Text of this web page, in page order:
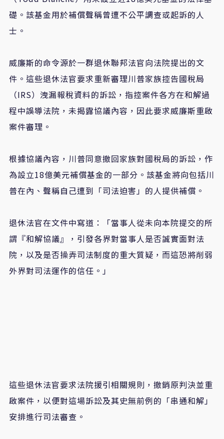
礎。該基金用於補償聲稱曾遭不公平調查或起訴的人
士。
威廉斯的命令源於一群退休聯邦法官向法院提出的文
件。這些退休法官要求重新審理川普家族控告國稅局
（IRS）洩漏報稅資料的訴訟，指控案件各方在和解過
程中誤導法院，未揭露協議內容，因此要求威廉斯重啟
案件審理。
根據協議內容，川普同意撤回家族對國稅局的訴訟，作
為設立18億美元補償基金的一部分。該基金將向包括川
普在內、聲稱自己遭到「司法迫害」的人提供補償。
退休法官在文件中寫道：「當事人從未向本院提交的所
謂『和解協議』，引發各界對當事人是否誠實面對法
院，以及是否操弄司法制度的重大質疑，而這恐將削弱
外界對司法運作的信任。」
這些退休法官要求法院援引相關規則，撤銷原判決並重
啟案件，以便對這場訴訟及其史無前例的「串通和解」
安排進行司法審查。